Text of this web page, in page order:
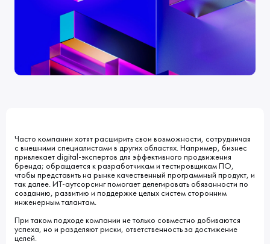
Развитие и карьерный рост
Обучение
ВВЕДИТЕ ПОИСКОВУЮ ФРАЗУ
Часто компании хотят расширить свои возможности, сотрудничая
с внешними специалистами в других областях. Например, бизнес
привлекает digital-экспертов для эффективного продвижения
бренда; обращается к разработчикам и тестировщикам ПО,
чтобы представить на рынке качественный программный продукт, и
так далее. ИТ-аутсорсинг помогает делегировать обязанности по
созданию, развитию и поддержке целых систем сторонним
инженерным талантам.
При таком подходе компании не только совместно добиваются
успеха, но и разделяют риски, ответственность за достижение
целей.